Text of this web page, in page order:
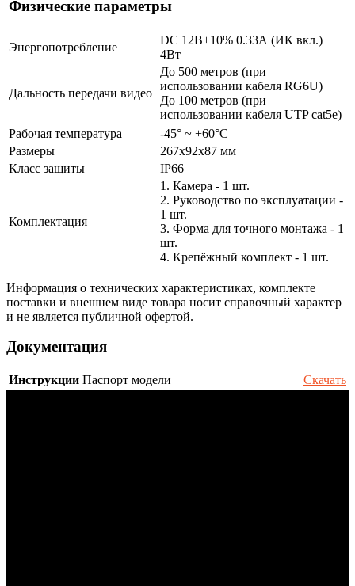
Физические параметры
Энергопотребление
DC 12В±10% 0.33А (ИК вкл.)
4Вт
Дальность передачи видео
До 500 метров (при
использовании кабеля RG6U)
До 100 метров (при
использовании кабеля UTP cat5e)
Рабочая температура
-45° ~ +60°С
Размеры
267x92x87 мм
Класс защиты
IP66
Комплектация
1. Камера - 1 шт.
2. Руководство по эксплуатации -
1 шт.
3. Форма для точного монтажа - 1
шт.
4. Крепёжный комплект - 1 шт.
Информация о технических характеристиках, комплекте
поставки и внешнем виде товара носит справочный характер
и не является публичной офертой.
Документация
Инструкции Паспорт модели Скачать